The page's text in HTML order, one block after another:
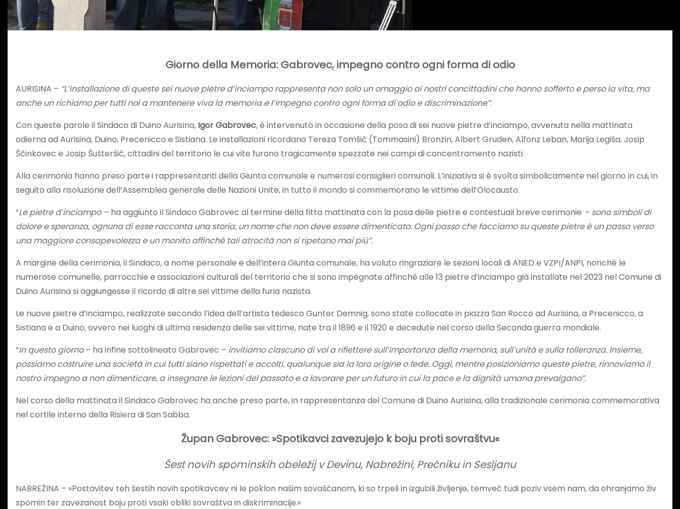
Giorno della Memoria: Gabrovec, impegno contro ogni forma di odio
AURISINA – “L’installazione di queste sei nuove pietre d’inciampo rappresenta non solo un omaggio ai nostri concittadini che hanno sofferto e perso la vita, ma
anche un richiamo per tutti noi a mantenere viva la memoria e l’impegno contro ogni forma di odio e discriminazione”.
Con queste parole il Sindaco di Duino Aurisina, Igor Gabrovec, è intervenuto in occasione della posa di sei nuove pietre d’inciampo, avvenuta nella mattinata
odierna ad Aurisina, Duino, Precenicco e Sistiana. Le installazioni ricordano Tereza Tomšič (Tommasini) Bronzin, Albert Gruden, Alfonz Leban, Marija Legiša, Josip
Ščinkovec e Josip Šušteršič, cittadini del territorio le cui vite furono tragicamente spezzate nei campi di concentramento nazisti.
Alla cerimonia hanno preso parte i rappresentanti della Giunta comunale e numerosi consiglieri comunali. L’iniziativa si è svolta simbolicamente nel giorno in cui, in
seguito alla risoluzione dell’Assemblea generale delle Nazioni Unite, in tutto il mondo si commemorano le vittime dell’Olocausto.
“Le pietre d’inciampo – ha aggiunto il Sindaco Gabrovec al termine della fitta mattinata con la posa delle pietre e contestuali breve cerimonie – sono simboli di
dolore e speranza, ognuna di esse racconta una storia, un nome che non deve essere dimenticato. Ogni passo che facciamo su queste pietre è un passo verso
una maggiore consapevolezza e un monito affinché tali atrocità non si ripetano mai più”.
A margine della cerimonia, il Sindaco, a nome personale e dell’intera Giunta comunale, ha voluto ringraziare le sezioni locali di ANED e VZPI/ANPI, nonché le
numerose comunelle, parrocchie e associazioni culturali del territorio che si sono impegnate affinché alle 13 pietre d’inciampo già installate nel 2023 nel Comune di
Duino Aurisina si aggiungesse il ricordo di altre sei vittime della furia nazista.
Le nuove pietre d’inciampo, realizzate secondo l’idea dell’artista tedesco Gunter Demnig, sono state collocate in piazza San Rocco ad Aurisina, a Precenicco, a
Sistiana e a Duino, ovvero nei luoghi di ultima residenza delle sei vittime, nate tra il 1896 e il 1920 e decedute nel corso della Seconda guerra mondiale.
“In questo giorno– ha infine sottolineato Gabrovec – invitiamo ciascuno di voi a riflettere sull’importanza della memoria, sull’unità e sulla tolleranza. Insieme,
possiamo costruire una società in cui tutti siano rispettati e accolti, qualunque sia la loro origine o fede. Oggi, mentre posizioniamo queste pietre, rinnoviamo il
nostro impegno a non dimenticare, a insegnare le lezioni del passato e a lavorare per un futuro in cui la pace e la dignità umana prevalgano”.
Nel corso della mattinata il Sindaco Gabrovec ha anche preso parte, in rappresentanza del Comune di Duino Aurisina, alla tradizionale cerimonia commemorativa
nel cortile interno della Risiera di San Sabba.
Župan Gabrovec: »Spotikavci zavezujejo k boju proti sovraštvu«
Šest novih spominskih obeležij v Devinu, Nabrežini, Prečniku in Sesljanu
NABREŽINA – »Postavitev teh šestih novih spotikavcev ni le poklon našim sovaščanom, ki so trpeli in izgubili življenje, temveč tudi poziv vsem nam, da ohranjamo živ
spomin ter zavezanost boju proti vsaki obliki sovraštva in diskriminacije.«